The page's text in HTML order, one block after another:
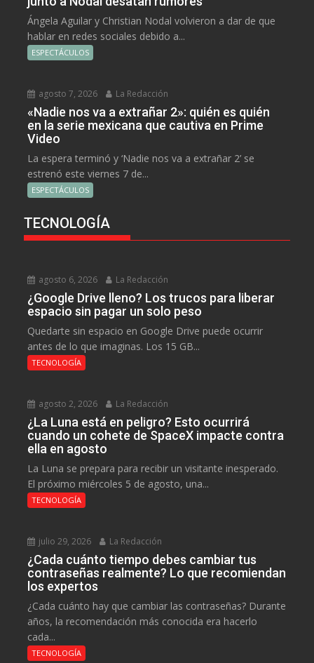
Ángela Aguilar y Christian Nodal volvieron a dar de que
hablar en redes sociales debido a...
ESPECTÁCULOS
agosto 7, 2026 La Redacción
«Nadie nos va a extrañar 2»: quién es quién
en la serie mexicana que cautiva en Prime
Video
La espera terminó y ‘Nadie nos va a extrañar 2’ se
estrenó este viernes 7 de...
ESPECTÁCULOS
TECNOLOGÍA
agosto 6, 2026 La Redacción
¿Google Drive lleno? Los trucos para liberar
espacio sin pagar un solo peso
Quedarte sin espacio en Google Drive puede ocurrir
antes de lo que imaginas. Los 15 GB...
TECNOLOGÍA
agosto 2, 2026 La Redacción
¿La Luna está en peligro? Esto ocurrirá
cuando un cohete de SpaceX impacte contra
ella en agosto
La Luna se prepara para recibir un visitante inesperado.
El próximo miércoles 5 de agosto, una...
TECNOLOGÍA
julio 29, 2026 La Redacción
¿Cada cuánto tiempo debes cambiar tus
contraseñas realmente? Lo que recomiendan
los expertos
¿Cada cuánto hay que cambiar las contraseñas? Durante
años, la recomendación más conocida era hacerlo
cada...
TECNOLOGÍA